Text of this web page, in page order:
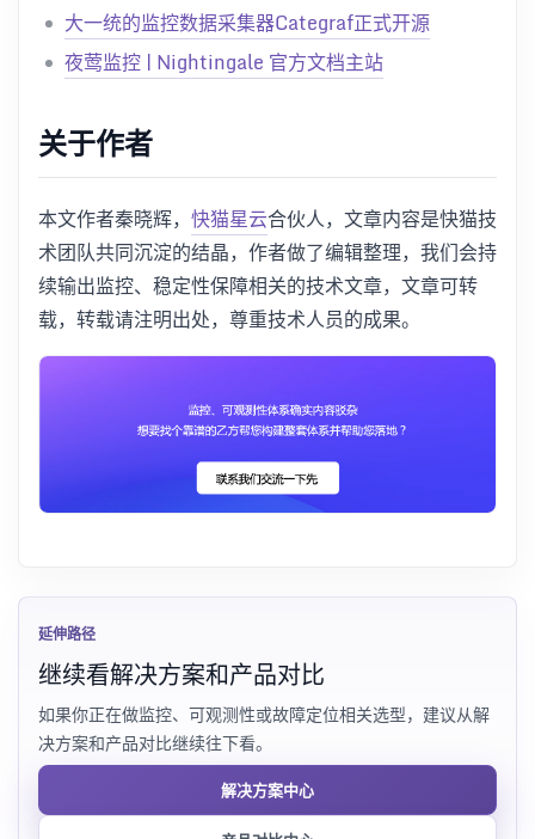
大一统的监控数据采集器Categraf正式开源
夜莺监控 | Nightingale 官方文档主站
关于作者
本文作者秦晓辉， 快猫星云合伙人，文章内容是快猫技
术团队共同沉淀的结晶，作者做了编辑整理，我们会持
续输出监控、稳定性保障相关的技术文章，文章可转
载，转载请注明出处，尊重技术人员的成果。
延伸路径
继续看解决方案和产品对比
如果你正在做监控、可观测性或故障定位相关选型，建议从解
决方案和产品对比继续往下看。
解决方案中心